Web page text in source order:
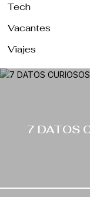
Tech
Vacantes
Viajes
7 DATOS